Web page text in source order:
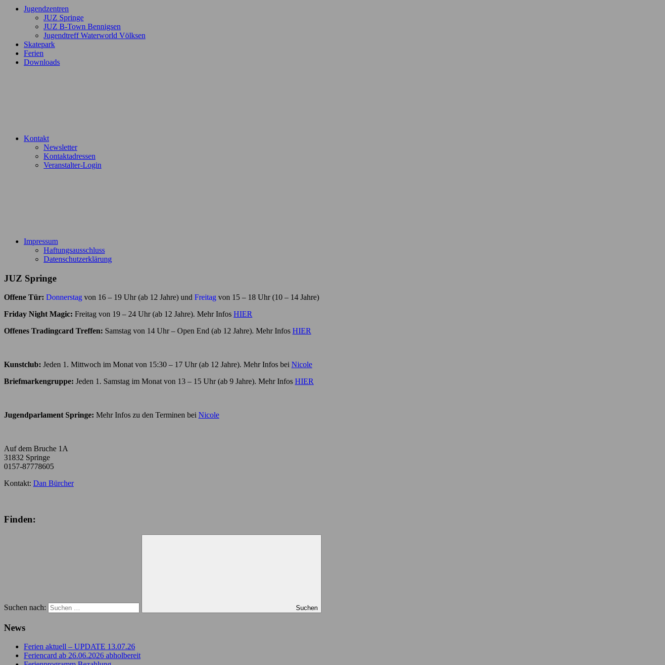
Jugendzentren
JUZ Springe
JUZ B-Town Bennigsen
Jugendtreff Waterworld Völksen
Skatepark
Ferien
Downloads
Kontakt
Newsletter
Kontaktadressen
Veranstalter-Login
Impressum
Haftungsausschluss
Datenschutzerklärung
JUZ Springe
Offene Tür: Donnerstag von 16 – 19 Uhr (ab 12 Jahre) und Freitag von 15 – 18 Uhr (10 – 14 Jahre)
Friday Night Magic: Freitag von 19 – 24 Uhr (ab 12 Jahre). Mehr Infos HIER
Offenes Tradingcard Treffen: Samstag von 14 Uhr – Open End (ab 12 Jahre). Mehr Infos HIER
Kunstclub: Jeden 1. Mittwoch im Monat von 15:30 – 17 Uhr (ab 12 Jahre). Mehr Infos bei Nicole
Briefmarkengruppe: Jeden 1. Samstag im Monat von 13 – 15 Uhr (ab 9 Jahre). Mehr Infos HIER
Jugendparlament Springe: Mehr Infos zu den Terminen bei Nicole
Auf dem Bruche 1A
31832 Springe
0157-87778605
Kontakt: Dan Bürcher
Finden:
Suchen nach: Suchen
News
Ferien aktuell – UPDATE 13.07.26
Feriencard ab 26.06.2026 abholbereit